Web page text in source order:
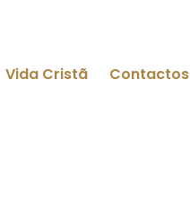
Vida Cristã Contactos